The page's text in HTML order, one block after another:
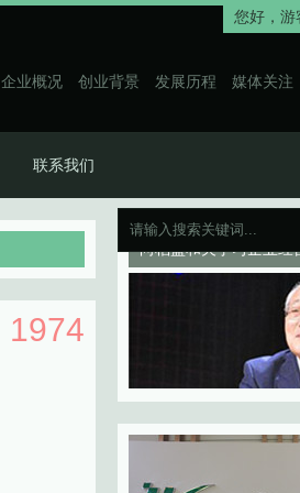
您好， 游
企业概况 创业背景 发展历程 媒体关注
联系我们
1974
向稻盛和夫学习企业经